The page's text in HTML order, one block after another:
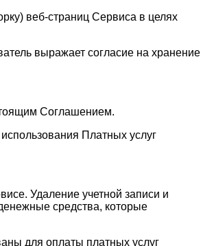
веб-страниц Сервиса в целях
выражает согласие на хранение
Соглашением.
Платных услуг
Удаление учетной записи и
средства, которые
для оплаты платных услуг